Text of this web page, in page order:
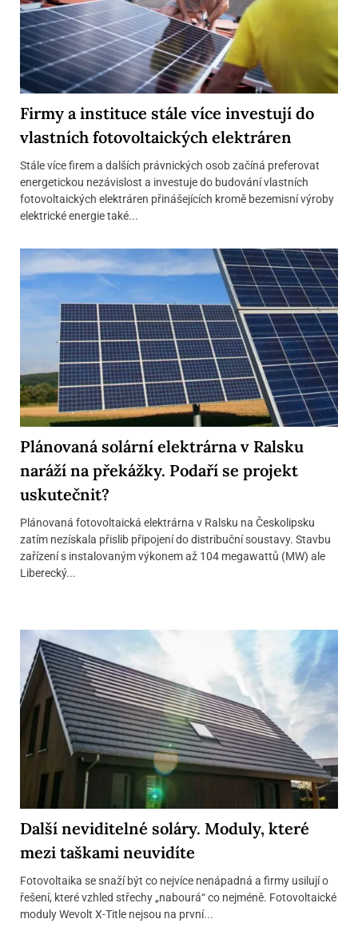
Firmy a instituce stále více investují do
vlastních fotovoltaických elektráren
Stále více firem a dalších právnických osob začíná preferovat
energetickou nezávislost a investuje do budování vlastních
fotovoltaických elektráren přinášejících kromě bezemisní výroby
elektrické energie také...
Plánovaná solární elektrárna v Ralsku
naráží na překážky. Podaří se projekt
uskutečnit?
Plánovaná fotovoltaická elektrárna v Ralsku na Českolipsku
zatím nezískala přislib připojení do distribuční soustavy. Stavbu
zařízení s instalovaným výkonem až 104 megawattů (MW) ale
Liberecký...
Další neviditelné soláry. Moduly, které
mezi taškami neuvidíte
Fotovoltaika se snaží být co nejvíce nenápadná a firmy usilují o
řešení, které vzhled střechy „nabourá“ co nejméně. Fotovoltaické
moduly Wevolt X-Title nejsou na první...